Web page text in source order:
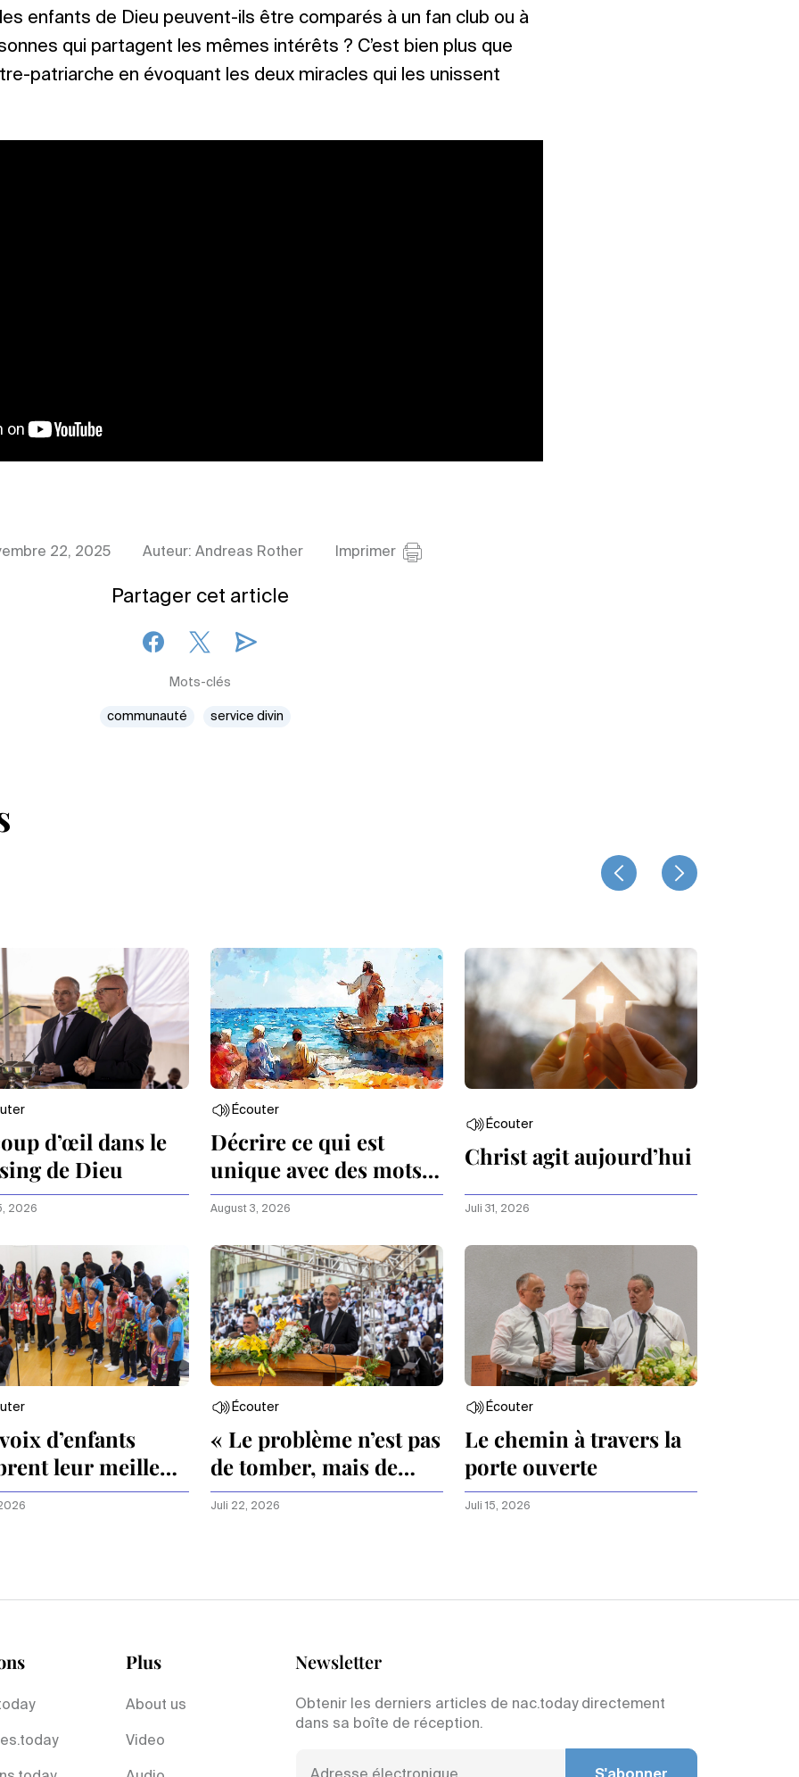
enfants de Dieu peuvent-ils être comparés à un fan club ou à
qui partagent les mêmes intérêts ? C’est bien plus que
patriarche en évoquant les deux miracles qui les unissent
22, 2025 Auteur: Andreas Rother Imprimer
Partager cet article
Mots-clés
communauté service divin
d’œil dans le
de Dieu
2026
Écouter
Décrire ce qui est
unique avec des mots
ordinaires
August 3, 2026
Écouter
Christ agit aujourd’hui
Juli 31, 2026
d’enfants
leur meilleur
Écouter
« Le problème n’est pas
de tomber, mais de
rester à terre. »
Juli 22, 2026
Écouter
Le chemin à travers la
porte ouverte
Juli 15, 2026
Plus
About us
Video
Newsletter
Obtenir les derniers articles de nac.today directement
dans sa boîte de réception.